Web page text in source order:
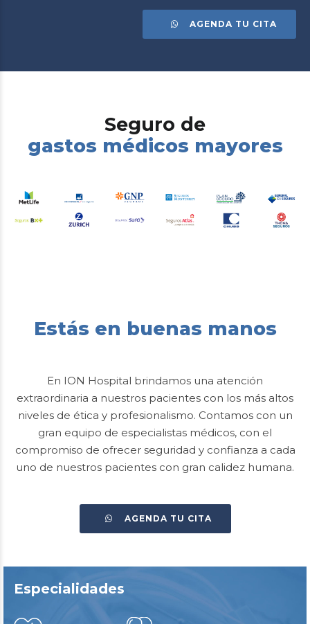
AGENDA TU CITA
Seguro de
gastos médicos mayores
Estás en buenas manos
En ION Hospital brindamos una atención
extraordinaria a nuestros pacientes con los más altos
niveles de ética y profesionalismo. Contamos con un
gran equipo de especialistas médicos, con el
compromiso de ofrecer seguridad y confianza a cada
uno de nuestros pacientes con gran calidez humana.
AGENDA TU CITA
Especialidades